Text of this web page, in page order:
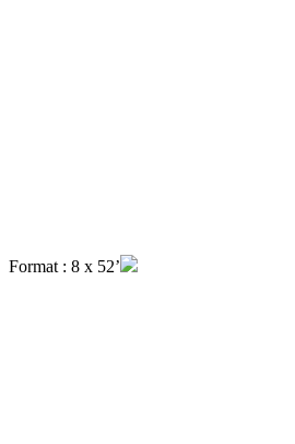
Format : 8 x 52’